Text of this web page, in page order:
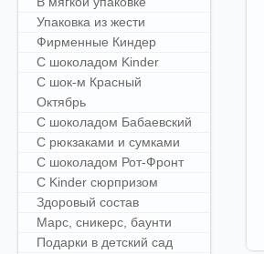
Упаковка из жести
Фирменные Киндер
С шоколадом Kinder
С шок-м Красный
Октябрь
С шоколадом Бабаевский
С рюкзаками и сумками
С шоколадом Рот-Фронт
С Kinder сюрпризом
Здоровый состав
Марс, сникерс, баунти
Подарки в детский сад